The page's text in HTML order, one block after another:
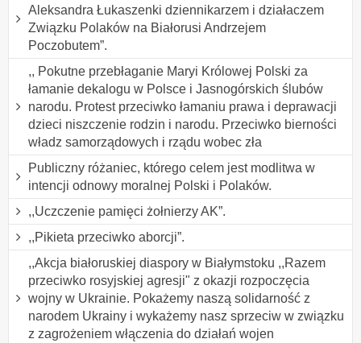
Aleksandra Łukaszenki dziennikarzem i działaczem
Związku Polaków na Białorusi Andrzejem
Poczobutem”.
,, Pokutne przebłaganie Maryi Królowej Polski za
łamanie dekalogu w Polsce i Jasnogórskich ślubów
narodu. Protest przeciwko łamaniu prawa i deprawacji
dzieci niszczenie rodzin i narodu. Przeciwko bierności
władz samorządowych i rządu wobec zła
Publiczny różaniec, którego celem jest modlitwa w
intencji odnowy moralnej Polski i Polaków.
,,Uczczenie pamięci żołnierzy AK”.
,,Pikieta przeciwko aborcji”.
,,Akcja białoruskiej diaspory w Białymstoku ,,Razem
przeciwko rosyjskiej agresji" z okazji rozpoczęcia
wojny w Ukrainie. Pokażemy naszą solidarność z
narodem Ukrainy i wykażemy nasz sprzeciw w związku
z zagrożeniem włączenia do działań wojen